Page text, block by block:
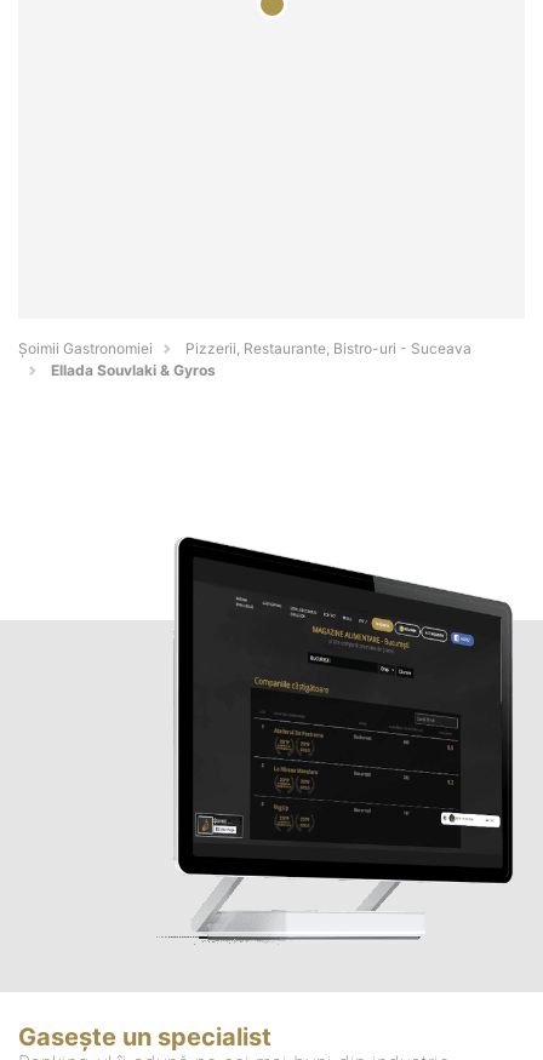
Șoimii Gastronomiei
Pizzerii, Restaurante, Bistro-uri - Suceava
Ellada Souvlaki & Gyros
Gasește un specialist